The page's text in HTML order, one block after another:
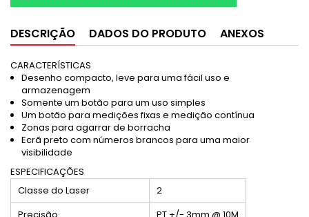
DESCRIÇÃO DADOS DO PRODUTO ANEXOS
CARACTERÍSTICAS
Desenho compacto, leve para uma fácil uso e
armazenagem
Somente um botão para um uso simples
Um botão para medições fixas e medição contínua
Zonas para agarrar de borracha
Ecrã preto com números brancos para uma maior
visibilidade
ESPECIFICAÇÕES
Classe do Laser
2